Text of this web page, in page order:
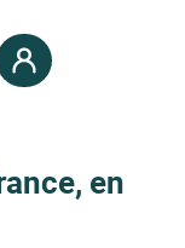
en